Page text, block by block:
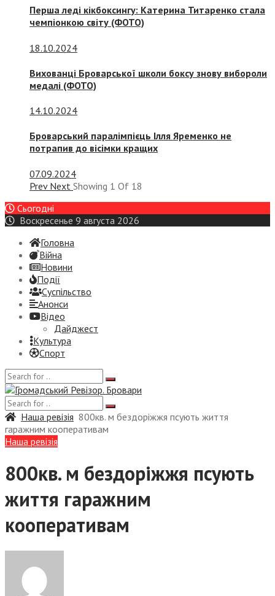
Перша леді кікбоксингу: Катерина Титаренко стала
чемпіонкою світу (ФОТО)
18.10.2024
Вихованці Броварської школи боксу знову вибороли
медалі (ФОТО)
14.10.2024
Броварський паралімпієць Ілля Яременко не
потрапив до вісімки кращих
07.09.2024
Prev Next Showing 1 Of 18
Сьогодні
Воскресенье 9 августа 2026
Головна
Війна
Новини
Події
Суспiльство
Анонси
Відео
Дайджест
Культура
Спорт
Наша ревізія 800кв. м бездоріжжя псують життя
гаражним кооперативам
Наша ревізія
800кв. м бездоріжжя псують
життя гаражним
кооперативам